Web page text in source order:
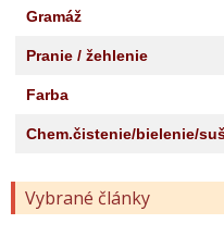
Gramáž
Pranie / žehlenie
Farba
Chem.čistenie/bielenie/
Vybrané články